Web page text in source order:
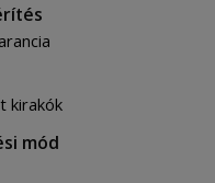
kirakók
mód